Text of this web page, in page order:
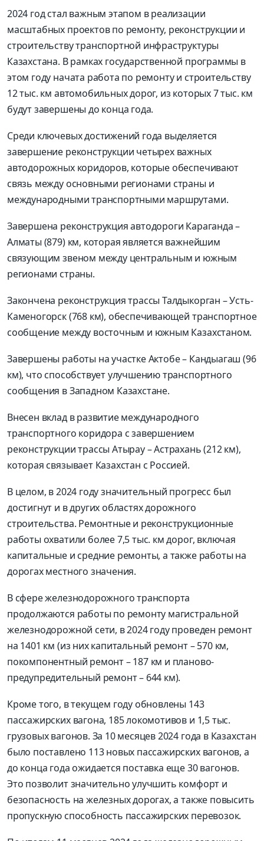
2024 год стал важным этапом в реализации
масштабных проектов по ремонту, реконструкции и
строительству транспортной инфраструктуры
Казахстана. В рамках государственной программы в
этом году начата работа по ремонту и строительству
12 тыс. км автомобильных дорог, из которых 7 тыс. км
будут завершены до конца года.
Среди ключевых достижений года выделяется
завершение реконструкции четырех важных
автодорожных коридоров, которые обеспечивают
связь между основными регионами страны и
международными транспортными маршрутами.
Завершена реконструкция автодороги Караганда –
Алматы (879) км, которая является важнейшим
связующим звеном между центральным и южным
регионами страны.
Закончена реконструкция трассы Талдыкорган – Усть-
Каменогорск (768 км), обеспечивающей транспортное
сообщение между восточным и южным Казахстаном.
Завершены работы на участке Актобе – Кандыагаш (96
км), что способствует улучшению транспортного
сообщения в Западном Казахстане.
Внесен вклад в развитие международного
транспортного коридора с завершением
реконструкции трассы Атырау – Астрахань (212 км),
которая связывает Казахстан с Россией.
В целом, в 2024 году значительный прогресс был
достигнут и в других областях дорожного
строительства. Ремонтные и реконструкционные
работы охватили более 7,5 тыс. км дорог, включая
капитальные и средние ремонты, а также работы на
дорогах местного значения.
В сфере железнодорожного транспорта
продолжаются работы по ремонту магистральной
железнодорожной сети, в 2024 году проведен ремонт
на 1401 км (из них капитальный ремонт – 570 км,
покомпонентный ремонт – 187 км и планово-
предупредительный ремонт – 644 км).
Кроме того, в текущем году обновлены 143
пассажирских вагона, 185 локомотивов и 1,5 тыс.
грузовых вагонов. За 10 месяцев 2024 года в Казахстан
было поставлено 113 новых пассажирских вагонов, а
до конца года ожидается поставка еще 30 вагонов.
Это позволит значительно улучшить комфорт и
безопасность на железных дорогах, а также повысить
пропускную способность пассажирских перевозок.